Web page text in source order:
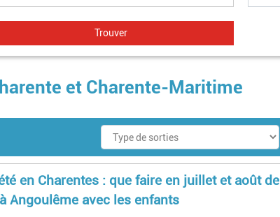
et Charente-Maritime
en Charentes : que faire en juillet et août de
Angoulême avec les enfants